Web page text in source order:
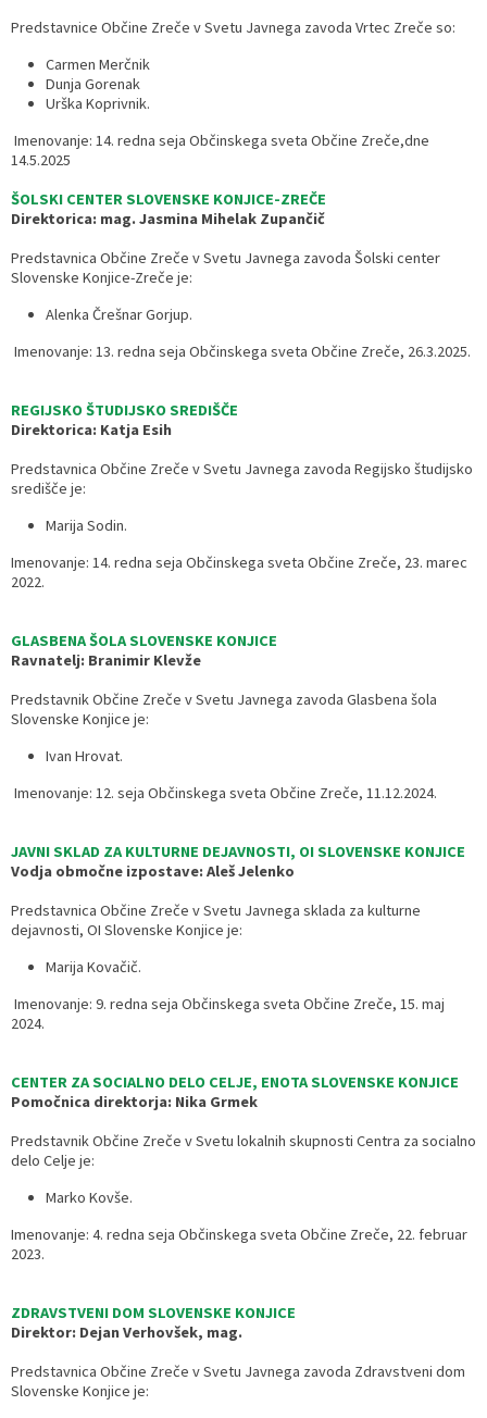
Predstavnice Občine Zreče v Svetu Javnega zavoda Vrtec Zreče so:
Carmen Merčnik
Dunja Gorenak
Urška Koprivnik.
Imenovanje: 14. redna seja Občinskega sveta Občine Zreče,dne
14.5.2025
ŠOLSKI CENTER SLOVENSKE KONJICE-ZREČE
Direktorica: mag. Jasmina Mihelak Zupančič
Predstavnica Občine Zreče v Svetu Javnega zavoda Šolski center
Slovenske Konjice-Zreče je:
Alenka Črešnar Gorjup.
Imenovanje: 13. redna seja Občinskega sveta Občine Zreče, 26.3.2025.
REGIJSKO ŠTUDIJSKO SREDIŠČE
Direktorica: Katja Esih
Predstavnica Občine Zreče v Svetu Javnega zavoda Regijsko študijsko
središče je:
Marija Sodin.
Imenovanje: 14. redna seja Občinskega sveta Občine Zreče, 23. marec
2022.
GLASBENA ŠOLA SLOVENSKE KONJICE
Ravnatelj: Branimir Klevže
Predstavnik Občine Zreče v Svetu Javnega zavoda Glasbena šola
Slovenske Konjice je:
Ivan Hrovat.
Imenovanje: 12. seja Občinskega sveta Občine Zreče, 11.12.2024.
JAVNI SKLAD ZA KULTURNE DEJAVNOSTI, OI SLOVENSKE KONJICE
Vodja območne izpostave: Aleš Jelenko
Predstavnica Občine Zreče v Svetu Javnega sklada za kulturne
dejavnosti, OI Slovenske Konjice je:
Marija Kovačič.
Imenovanje: 9. redna seja Občinskega sveta Občine Zreče, 15. maj
2024.
CENTER ZA SOCIALNO DELO CELJE, ENOTA SLOVENSKE KONJICE
Pomočnica direktorja: Nika Grmek
Predstavnik Občine Zreče v Svetu lokalnih skupnosti Centra za socialno
delo Celje je:
Marko Kovše.
Imenovanje: 4. redna seja Občinskega sveta Občine Zreče, 22. februar
2023.
ZDRAVSTVENI DOM SLOVENSKE KONJICE
Direktor: Dejan Verhovšek, mag.
Predstavnica Občine Zreče v Svetu Javnega zavoda Zdravstveni dom
Slovenske Konjice je:
Razvojni programi
Kronologija občine
Fotogalerija
Vizitka
Predstavniki občine v svetih zavodov
Prijave in pobude
Splošni akti občine
Informacije javnega značaja
Lokalne volitve
Varuhov kotiček
Delovni čas zdravnikov
Društva
Lokacije defibrilatorjev
Ceniki